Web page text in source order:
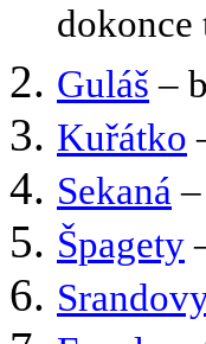
Guláš –
Kuřátko
Sekaná
Špagety